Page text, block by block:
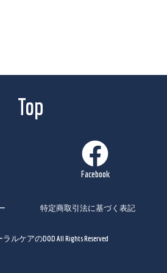
Top
特定商取引法に基づく表記
ルケアのDOD All Rights Reserved